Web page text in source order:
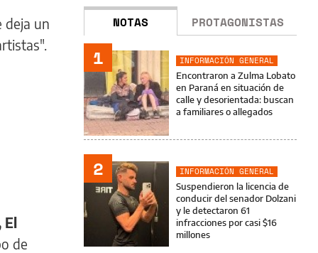
deja un
El
de
NOTAS PROTAGONISTAS
1
INFORMACIÓN GENERAL
Encontraron a Zulma Lobato
en Paraná en situación de
calle y desorientada: buscan
a familiares o allegados
2
INFORMACIÓN GENERAL
Suspendieron la licencia de
conducir del senador Dolzani
y le detectaron 61
infracciones por casi $16
millones